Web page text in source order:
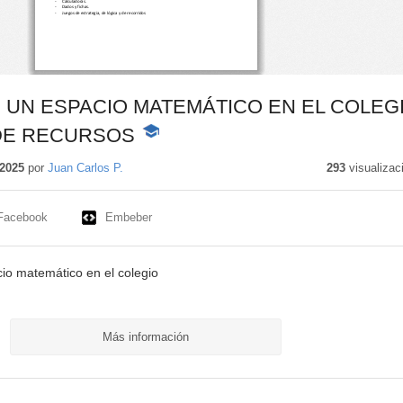
ESPACIO MATEMÁTICO EN EL
RECURSOS
-
por Juan Carlos P. 293
Embeber
matemático en el colegio
Más información